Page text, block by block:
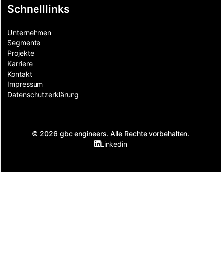
Schnelllinks
Unternehmen
Segmente
Projekte
Karriere
Kontakt
Impressum
Datenschutzerklärung
© 2026 gbc engineers. Alle Rechte vorbehalten.
Linkedin